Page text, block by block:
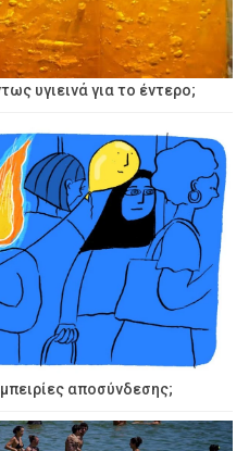
υγιεινά για το έντερο;
αποσύνδεσης;